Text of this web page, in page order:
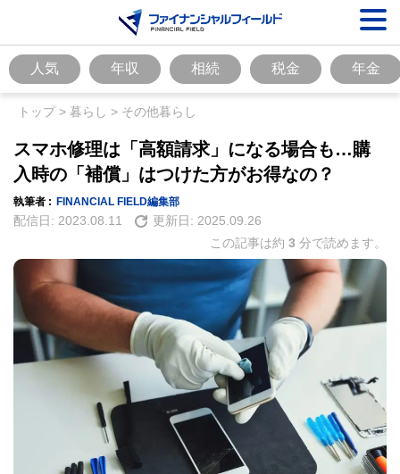
人気 年収 相続 税金 年金
トップ> 暮らし > その他暮らし
スマホ修理は「高額請求」になる場合も…購
入時の「補償」はつけた方がお得なの？
執筆者 : FINANCIAL FIELD編集部
配信日: 2023.08.11 更新日: 2025.09.26
この記事は約 3 分で読めます。